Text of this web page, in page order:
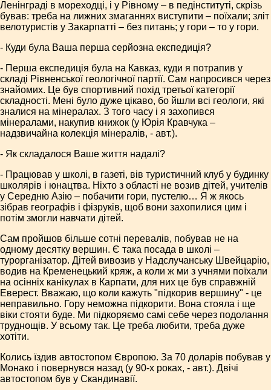
Ленінграді в мореходці, і у Рівному – в педінституті, скрізь
бував: треба на лижних змаганнях виступити – поїхали; зліт
велотуристів у Закарпатті – без питань; у гори – то у гори.
- Куди була Ваша перша серйозна експедиція?
- Перша експедиція була на Кавказ, куди я потрапив у
складі Рівненської геологічної партії. Сам напросився через
знайомих. Це був спортивний похід третьої категорії
складності. Мені було дуже цікаво, бо йшли всі геологи, які
зналися на мінералах. З того часу і я захопився
мінералами, накупив книжок (у Юрія Кравчука –
надзвичайна колекція мінералів, - авт.).
- Як складалося Ваше життя надалі?
- Працював у школі, в газеті, вів туристичний клуб у будинку
школярів і юнацтва. Ніхто з області не возив дітей, учителів
у Середню Азію – побачити гори, пустелю… Я ж якось
зібрав географів і фізруків, щоб вони захопилися цим і
потім змогли навчати дітей.
Сам пройшов більше сотні перевалів, побував не на
одному десятку вершин. Є така посада в школі –
турорганізатор. Дітей вивозив у Надслучанську Швейцарію,
водив на Кременецький кряж, а коли ж ми з учнями поїхали
на осінніх канікулах в Карпати, для них це був справжній
Еверест. Вважаю, що коли кажуть "підкорив вершину" - це
неправильно. Гору неможна підкорити. Вона стояла і ще
віки стояти буде. Ми підкоряємо самі себе через подолання
труднощів. У всьому так. Це треба любити, треба дуже
хотіти.
Колись їздив автостопом Європою. За 70 доларів побував у
Монако і повернувся назад (у 90-х роках, - авт.). Двічі
автостопом був у Скандинавії.